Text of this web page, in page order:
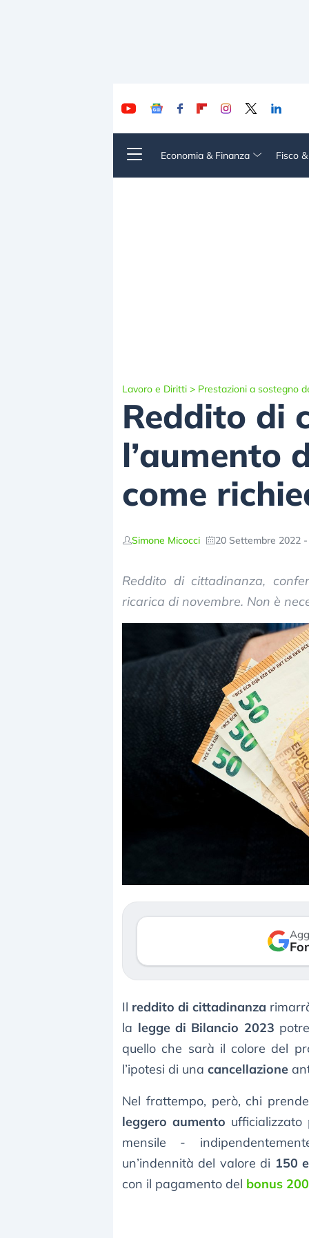
Economia & Finanza Fisco
Lavoro e Diritti > Prestazioni a sostegno
Reddito di
l’aumento
come
Simone Micocci 20 Settembre 2022
Reddito di cittadinanza,
ricarica di novembre. Non è
Il reddito di cittadinanza
la legge di Bilancio 2023
quello che sarà il colore del
l’ipotesi di una cancellazione
Nel frattempo, però, chi
leggero aumento
mensile -
un’indennità del valore di 150
con il pagamento del bonus
Dalle valutazioni
correzione. Cosa sta
repricing degli asset?
3 agosto 2026